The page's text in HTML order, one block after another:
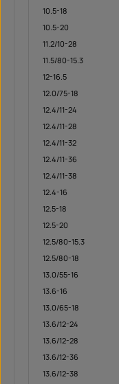
10.5-18
10.5-20
11.2/10-28
11.5/80-15.3
12-16.5
12.0/75-18
12.4/11-24
12.4/11-28
12.4/11-32
12.4/11-36
12.4/11-38
12.4-16
12.5-18
12.5-20
12.5/80-15.3
12.5/80-18
13.0/55-16
13.6-16
13.0/65-18
13.6/12-24
13.6/12-28
13.6/12-36
13.6/12-38